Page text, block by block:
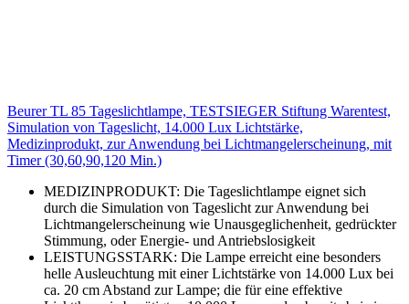
Beurer TL 85 Tageslichtlampe, TESTSIEGER Stiftung Warentest,
Simulation von Tageslicht, 14.000 Lux Lichtstärke,
Medizinprodukt, zur Anwendung bei Lichtmangelerscheinung, mit
Timer (30,60,90,120 Min.)
MEDIZINPRODUKT: Die Tageslichtlampe eignet sich
durch die Simulation von Tageslicht zur Anwendung bei
Lichtmangelerscheinung wie Unausgeglichenheit, gedrückter
Stimmung, oder Energie- und Antriebslosigkeit
LEISTUNGSSTARK: Die Lampe erreicht eine besonders
helle Ausleuchtung mit einer Lichtstärke von 14.000 Lux bei
ca. 20 cm Abstand zur Lampe; die für eine effektive